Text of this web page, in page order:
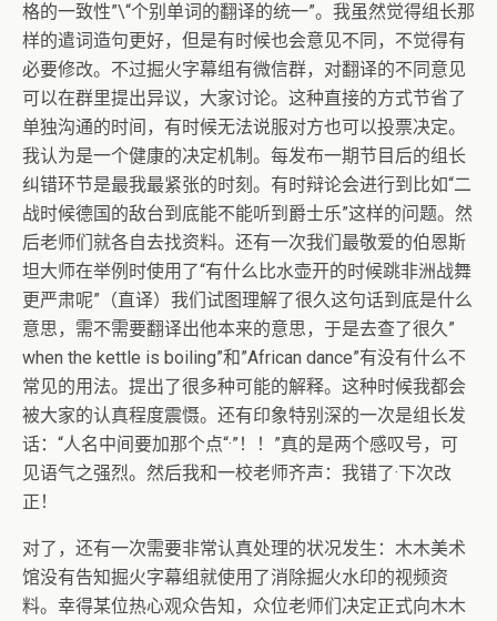
格的一致性”\“个别单词的翻译的统一”。我虽然觉得组长那
样的遣词造句更好，但是有时候也会意见不同，不觉得有
必要修改。不过掘火字幕组有微信群，对翻译的不同意见
可以在群里提出异议，大家讨论。这种直接的方式节省了
单独沟通的时间，有时候无法说服对方也可以投票决定。
我认为是一个健康的决定机制。每发布一期节目后的组长
纠错环节是最我最紧张的时刻。有时辩论会进行到比如“二
战时候德国的敌台到底能不能听到爵士乐”这样的问题。然
后老师们就各自去找资料。还有一次我们最敬爱的伯恩斯
坦大师在举例时使用了“有什么比水壶开的时候跳非洲战舞
更严肃呢”（直译）我们试图理解了很久这句话到底是什么
意思，需不需要翻译出他本来的意思，于是去查了很久”
when the kettle is boiling”和”African dance”有没有什么不
常见的用法。提出了很多种可能的解释。这种时候我都会
被大家的认真程度震慑。还有印象特别深的一次是组长发
话：“人名中间要加那个点“·”！！”真的是两个感叹号，可
见语气之强烈。然后我和一校老师齐声：我错了·下次改
正！
对了，还有一次需要非常认真处理的状况发生：木木美术
馆没有告知掘火字幕组就使用了消除掘火水印的视频资
料。幸得某位热心观众告知，众位老师们决定正式向木木